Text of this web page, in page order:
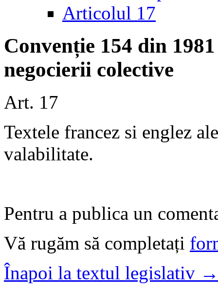
Articolul 17
Convenție 154 din
negocierii colective
Art. 17
Textele francez si englez
valabilitate.
Pentru a publica un
Vă rugăm să completați
Înapoi la textul legislativ